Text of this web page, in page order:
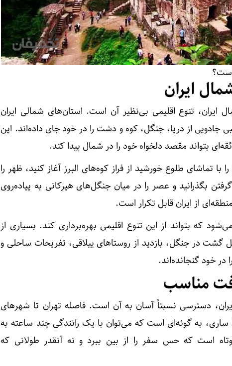
ایران
ایران، تنوع اقلیمی بی‌نظیر آن است. استان‌های شمالی ایران
جادویی از دریا، جنگل، کوه و دشت را در خود جای داده‌اند. این
بتواند مقصد دلخواه خود را در شمال پیدا کند.
تماشای طلوع خورشید از فراز کوه‌های البرز آغاز کنید، ظهر را
بگذرانید و عصر را در میان جنگل‌های هیرکانی به پیاده‌روی
از ایران قابل تکرار است.
که بتواند از این تنوع اقلیمی بهره‌برداری کند. بسیاری از
گشت در جنگل، بازدید از روستاهای ییلاقی، تفریحات ساحلی و
در خود گنجانده‌اند.
مناسب
دسترسی نسبتاً آسان به آن است. فاصله تهران تا شهرهای
به گونه‌ای است که می‌توان با یک رانندگی چند ساعته به
است که حس سفر را از بین ببرد و نه آنقدر طولانی که